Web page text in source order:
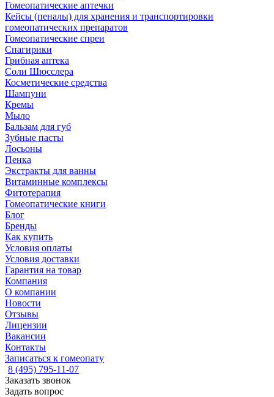
Гомеопатические аптечки
Кейсы (пеналы) для хранения и транспортировки
гомеопатических препаратов
Гомеопатические спреи
Спагирики
Грибная аптека
Соли Шюсслера
Косметические средства
Шампуни
Кремы
Мыло
Бальзам для губ
Зубные пасты
Лосьоны
Пенка
Экстракты для ванны
Витаминные комплексы
Фитотерапия
Гомеопатические книги
Блог
Бренды
Как купить
Условия оплаты
Условия доставки
Гарантия на товар
Компания
О компании
Новости
Отзывы
Лицензии
Вакансии
Контакты
Записаться к гомеопату
8 (495) 795-11-07
Заказать звонок
Задать вопрос